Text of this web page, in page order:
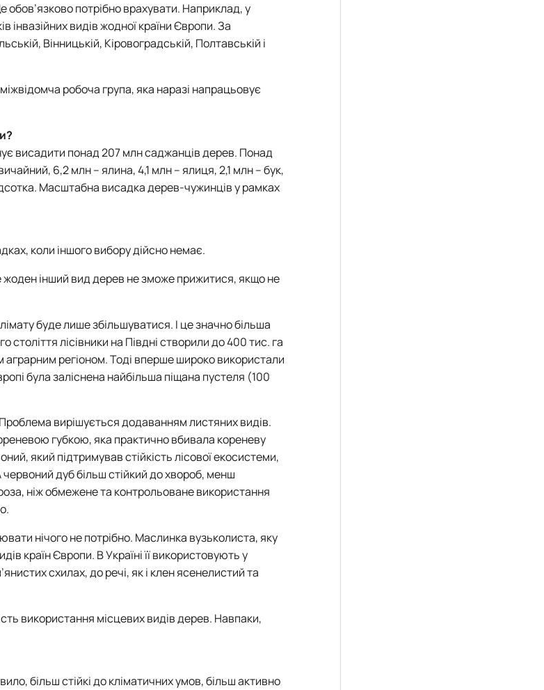
обов’язково потрібно врахувати. Наприклад, у
інвазійних видів жодної країни Європи. За
Вінницькій, Кіровоградській, Полтавській і
робоча група, яка наразі напрацьовує
висадити понад 207 млн саджанців дерев. Понад
6,2 млн – ялина, 4,1 млн – ялиця, 2,1 млн – бук,
Масштабна висадка дерев-чужинців у рамках
коли іншого вибору дійсно немає.
жоден інший вид дерев не зможе прижитися, якщо не
буде лише збільшуватися. І це значно більша
лісівники на Півдні створили до 400 тис. га
аграрним регіоном. Тоді вперше широко використали
була заліснена найбільша піщана пустеля (100
вирішується додаванням листяних видів.
губкою, яка практично вбивала кореневу
який підтримував стійкість лісової екосистеми,
дуб більш стійкий до хвороб, менш
ніж обмежене та контрольоване використання
нічого не потрібно. Маслинка вузьколиста, яку
країн Європи. В Україні її використовують у
схилах, до речі, як і клен ясенелистий та
використання місцевих видів дерев. Навпаки,
більш стійкі до кліматичних умов, більш активно